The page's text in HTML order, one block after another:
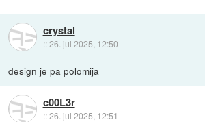
crystal
::26. jul 2025, 12:50
design je pa polomija
c00L3r
::26. jul 2025, 12:51